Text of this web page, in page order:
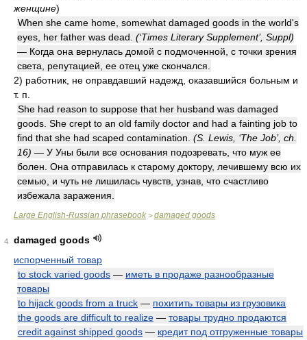
женщине)
When she came home, somewhat damaged goods in the world's
eyes, her father was dead. (‘Times Literary Supplement’, Suppl)
— Когда она вернулась домой с подмоченной, с точки зрения
света, репутацией, ее отец уже скончался.
2) работник, не оправдавший надежд, оказавшийся больным и
т. п.
She had reason to suppose that her husband was damaged
goods. She crept to an old family doctor and had a fainting job to
find that she had scaped contamination. (S. Lewis, ‘The Job’, ch.
16) — У Уны были все основания подозревать, что муж ее
болен. Она отправилась к старому доктору, лечившему всю их
семью, и чуть не лишилась чувств, узнав, что счастливо
избежала заражения.
Large English-Russian phrasebook > damaged goods
4
damaged goods
испорченный товар
to stock varied goods — иметь в продаже разнообразные
товары
to hijack goods from a truck — похитить товары из грузовика
the goods are difficult to realize — товары трудно продаются
credit against shipped goods — кредит под отгруженные товары